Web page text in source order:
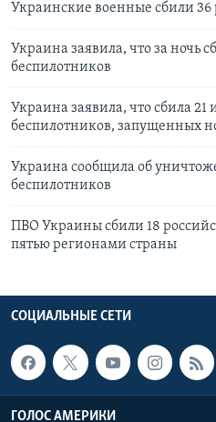
Украинские военные сбили 36
Украина заявила, что за ночь
беспилотников
Украина заявила, что сбила 21
беспилотников, запущенных
Украина сообщила об
беспилотников
ПВО Украины сбили 18
пятью регионами страны
СОЦИАЛЬНЫЕ СЕТИ
ГОЛОС АМЕРИКИ